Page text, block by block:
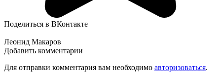
Поделиться в ВКонтакте
Леонид Макаров
Добавить комментарии
Для отправки комментария вам необходимо авторизоваться.